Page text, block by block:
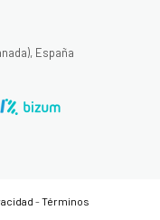
España
-Términos